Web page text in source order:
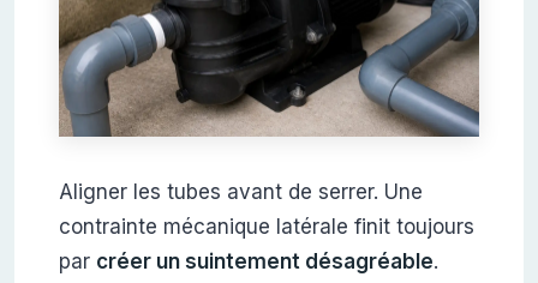
Aligner les tubes avant de serrer. Une
contrainte mécanique latérale finit toujours
par créer un suintement désagréable.